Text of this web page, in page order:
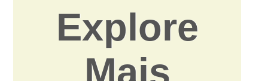
Explore
Mais